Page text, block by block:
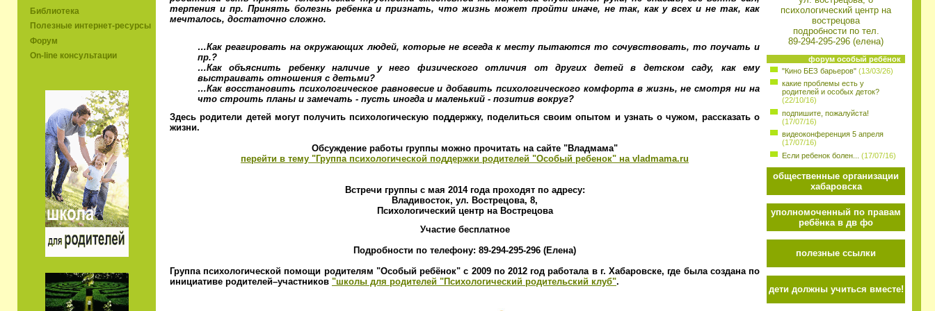
Библиотека
Полезные интернет-ресурсы
Форум
On-line консультации
терпения и пр. Принять болезнь ребенка и признать, что жизнь может пройти иначе, не так, как у всех и не так, как
мечталось, достаточно сложно.
…Как реагировать на окружающих людей, которые не всегда к месту пытаются то сочувствовать, то поучать и
пр.?
…Как объяснить ребенку наличие у него физического отличия от других детей в детском саду, как ему
выстраивать отношения с детьми?
…Как восстановить психологическое равновесие и добавить психологического комфорта в жизнь, не смотря ни на
что строить планы и замечать - пусть иногда и маленький - позитив вокруг?
Здесь родители детей могут получить психологическую поддержку, поделиться своим опытом и узнать о чужом, рассказать о
жизни.
Обсуждение работы группы можно прочитать на сайте "Владмама"
перейти в тему "Группа психологической поддержки родителей "Особый ребенок" на vladmama.ru
Встречи группы с мая 2014 года проходят по адресу:
Владивосток, ул. Вострецова, 8,
Психологический центр на Вострецова
Участие бесплатное
Подробности по телефону: 89-294-295-296 (Елена)
Группа психологической помощи родителям "Особый ребёнок" с 2009 по 2012 год работала в г. Хабаровске, где была создана по
инициативе родителей–участников "школы для родителей "Психологический родительский клуб".
психологический центр на
вострецова
подробности по тел.
89-294-295-296 (елена)
форум особый ребёнок
"Кино БЕЗ барьеров" (13/03/26)
какие проблемы есть у
родителей и особых деток?
(22/10/16)
подпишите, пожалуйста!
(17/07/16)
видеоконференция 5 апреля
(17/07/16)
Если ребенок болен... (17/07/16)
общественные организации
хабаровска
уполномоченный по правам
ребёнка в дв фо
полезные ссылки
дети должны учиться вместе!